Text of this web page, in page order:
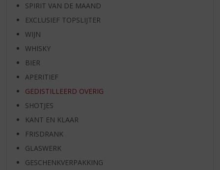
SPIRIT VAN DE MAAND
EXCLUSIEF TOPSLIJTER
WIJN
WHISKY
BIER
APERITIEF
GEDISTILLEERD OVERIG
SHOTJES
KANT EN KLAAR
FRISDRANK
GLASWERK
GESCHENKVERPAKKING